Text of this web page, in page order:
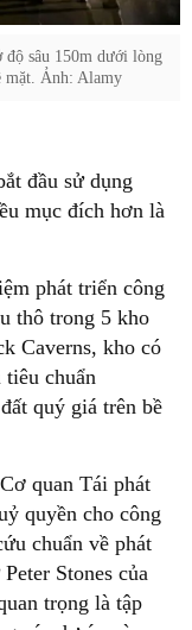
sâu 150m dưới lòng
mặt. Ảnh: Alamy
đầu sử dụng
mục đích hơn là
phát triển công
thô trong 5 kho
Caverns, kho có
chuẩn
quý giá trên bề
quan Tái phát
quyền cho công
chuẩn về phát
Stones của
trọng là tập